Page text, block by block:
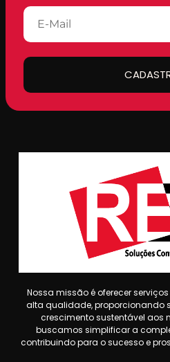
Nossa missão é oferecer
alta qualidade, proporcionando
crescimento sustentável aos
buscamos simplificar a
contribuindo para o sucesso e